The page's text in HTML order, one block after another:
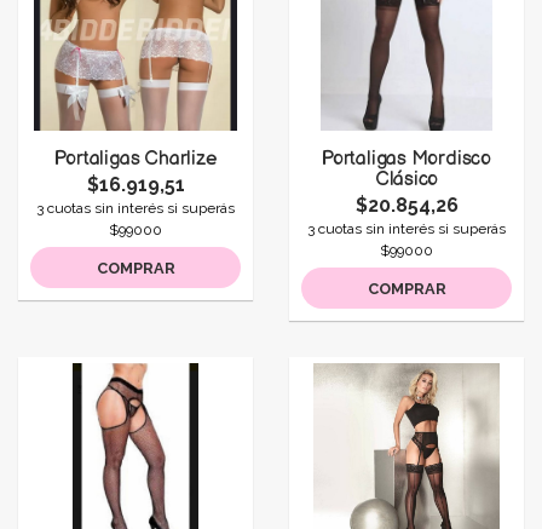
Portaligas Charlize
$16.919,51
3 cuotas sin interés si superás
$99000
COMPRAR
Portaligas Mordisco
Clásico
$20.854,26
3 cuotas sin interés si superás
$99000
COMPRAR